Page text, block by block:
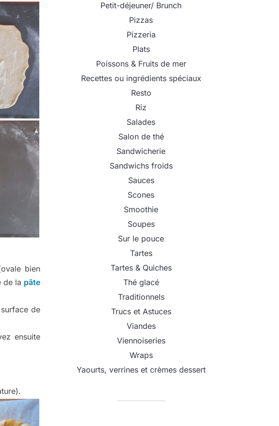
bien
de la pâte
de
ensuite
Petit-déjeuner/ Brunch
Pizzas
Pizzeria
Plats
Poissons & Fruits de mer
Recettes ou ingrédients spéciaux
Resto
Riz
Salades
Salon de thé
Sandwicherie
Sandwichs froids
Sauces
Scones
Smoothie
Soupes
Sur le pouce
Tartes
Tartes & Quiches
Thé glacé
Traditionnels
Trucs et Astuces
Viandes
Viennoiseries
Wraps
Yaourts, verrines et crèmes dessert